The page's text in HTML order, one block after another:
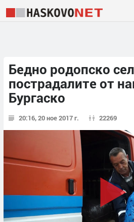
Бедно родопско
пострадалите от
Бургаско
20:16, 20 ное 2017 г. 22269